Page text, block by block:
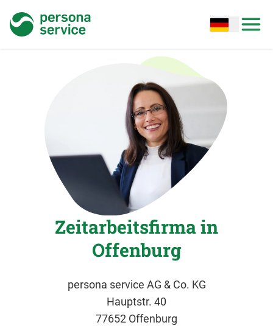
persona service Open options
Zeitarbeitsfirma in
Offenburg
persona service AG & Co. KG
Hauptstr. 40
77652 Offenburg